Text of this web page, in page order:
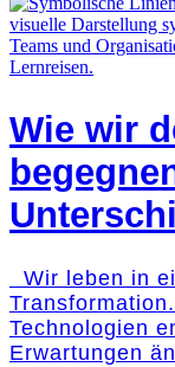
Wie wir
Wir leben in
Technologien
Erwartungen